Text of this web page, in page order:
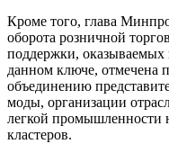
Кроме того, глава
оборота розничной
поддержки, оказываемых
данном ключе, отмечена
объединению
моды, организации
легкой промышленности
кластеров.